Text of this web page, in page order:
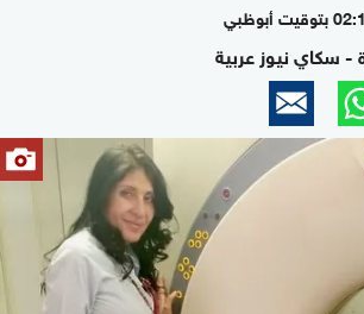
سكاي نيوز عربية